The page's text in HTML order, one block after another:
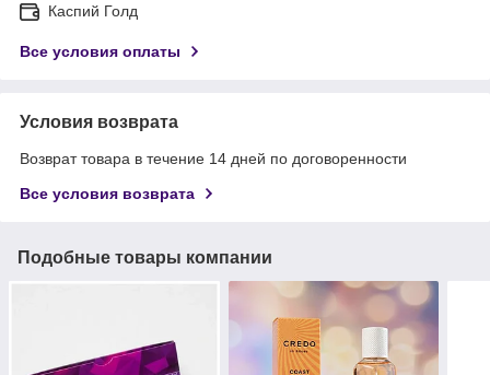
Каспий Голд
Все условия оплаты
Условия возврата
Возврат товара в течение 14 дней по договоренности
Все условия возврата
Подобные товары компании